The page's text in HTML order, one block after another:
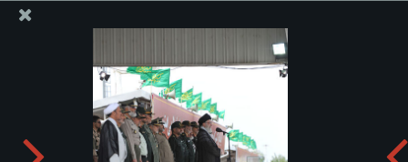
Ali Məqamlı Rəhbərin informasiya bloku
Ali Məqamlı Rəhbər İmam Hüseyn (ə) adına Hərbi
Akademiyanın buraxılış mərasimində iştirak etdi